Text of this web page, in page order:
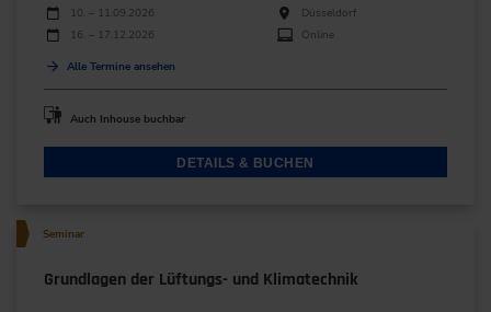
Durchführungen
Veranstaltungsdatum
10. – 11.09.2026
Düsseldorf
16. – 17.12.2026
Online
Alle Termine ansehen
Auch Inhouse buchbar
DETAILS & BUCHEN
Seminar
Grundlagen der Lüftungs- und Klimatechnik